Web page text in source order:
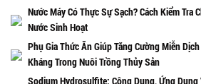
Nước Máy Có Thực Sự Sạch? Cách Kiểm Tra
Nước Sinh Hoạt
Phụ Gia Thức Ăn Giúp Tăng Cường Miễn
Kháng Trong Nuôi Trồng Thủy Sản
Sodium Hydrosulfite: Công Dụng, Ứng Dụng